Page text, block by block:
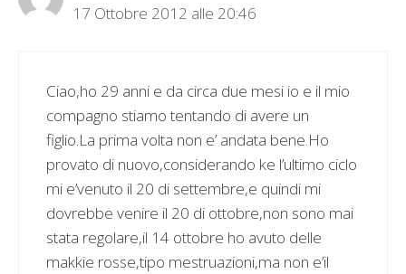
17 Ottobre 2012 alle 20:46
Ciao,ho 29 anni e da circa due mesi io e il mio
compagno stiamo tentando di avere un
figlio.La prima volta non e’ andata bene.Ho
provato di nuovo,considerando ke l’ultimo ciclo
mi e’venuto il 20 di settembre,e quindi mi
dovrebbe venire il 20 di ottobre,non sono mai
stata regolare,il 14 ottobre ho avuto delle
makkie rosse,tipo mestruazioni,ma non e’il